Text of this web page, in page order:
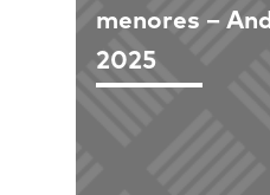
menores –
2025